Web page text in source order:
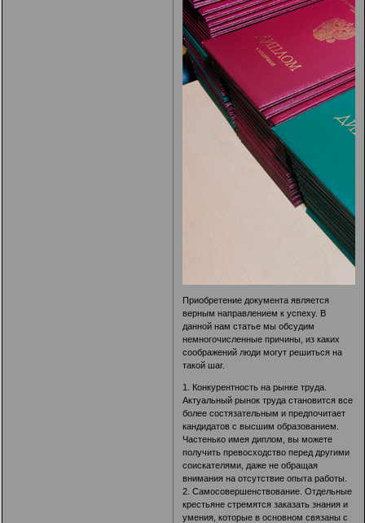
Приобретение документа является
верным направлением к успеху. В
данной нам статье мы обсудим
немногочисленные причины, из каких
соображений люди могут решиться на
такой шаг.
1. Конкурентность на рынке труда.
Актуальный рынок труда становится все
более состязательным и предпочитает
кандидатов с высшим образованием.
Частенько имея диплом, вы можете
получить превосходство перед другими
соискателями, даже не обращая
внимания на отсутствие опыта работы.
2. Самосовершенствование. Отдельные
крестьяне стремятся заказать знания и
умения, которые в основном связаны с